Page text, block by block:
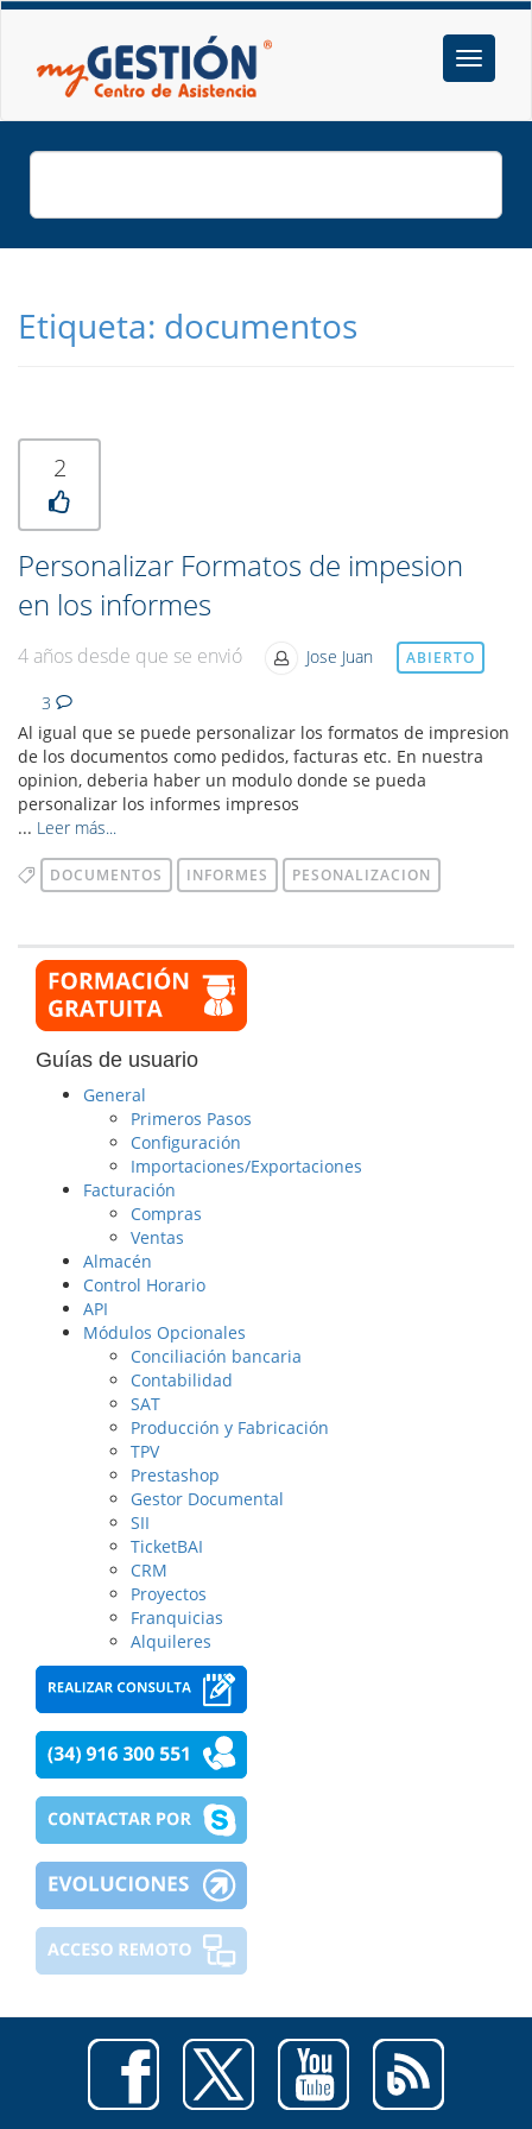
Etiqueta: documentos
2
Personalizar Formatos de impesion
en los informes
4 años desde que se envió Jose Juan ABIERTO
3
Al igual que se puede personalizar los formatos de impresion
de los documentos como pedidos, facturas etc. En nuestra
opinion, deberia haber un modulo donde se pueda
personalizar los informes impresos
... Leer más...
DOCUMENTOS INFORMES PESONALIZACION
Guías de usuario
General
Primeros Pasos
Configuración
Importaciones/Exportaciones
Facturación
Compras
Ventas
Almacén
Control Horario
API
Módulos Opcionales
Conciliación bancaria
Contabilidad
SAT
Producción y Fabricación
TPV
Prestashop
Gestor Documental
SII
TicketBAI
CRM
Proyectos
Franquicias
Alquileres